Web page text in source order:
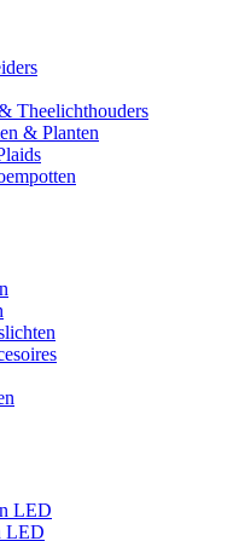
Theelichthouders
& Planten
LED
LED